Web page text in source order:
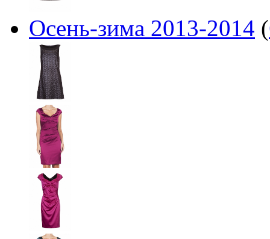
Осень-зима 2013-2014 (